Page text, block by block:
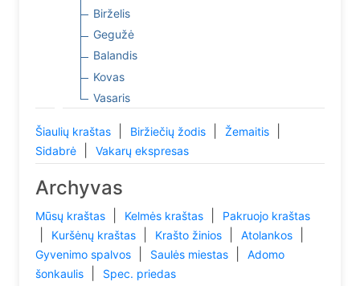
Birželis
Gegužė
Balandis
Kovas
Vasaris
Šiaulių kraštas Biržiečių žodis Žemaitis
Sidabrė Vakarų ekspresas
Archyvas
Mūsų kraštas Kelmės kraštas Pakruojo kraštas
Kuršėnų kraštas Krašto žinios Atolankos
Gyvenimo spalvos Saulės miestas
Adomo
šonkaulis
Spec. priedas